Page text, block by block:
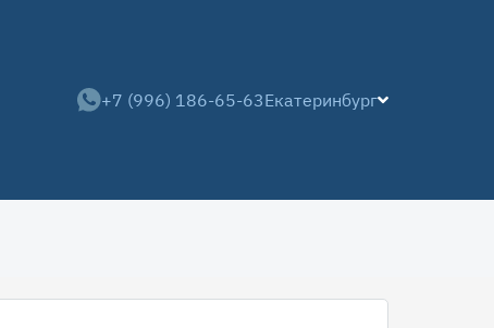
+7 (996) 186-65-63Екатеринбург